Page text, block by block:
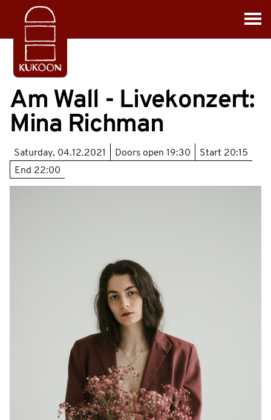
Am Wall - Livekonzert:
Mina Richman
Saturday, 04.12.2021 Doors open 19:30 Start 20:15
End 22:00